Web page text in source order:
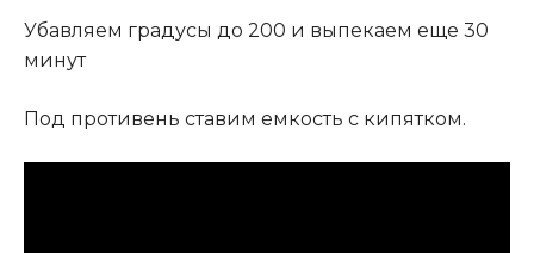
Убавляем градусы до 200 и выпекаем еще 30
минут
Под противень ставим емкость с кипятком.